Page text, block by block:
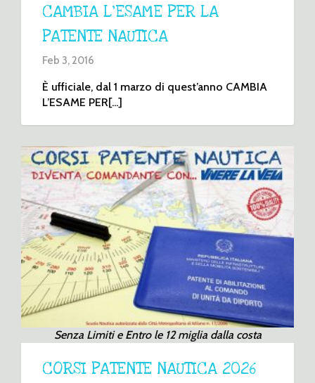
CAMBIA L’ESAME PER LA
PATENTE NAUTICA
Feb 3, 2016
È ufficiale, dal 1 marzo di quest’anno CAMBIA
L’ESAME PER[...]
Senza Limiti e Entro le 12 miglia dalla costa
CORSI PATENTE NAUTICA 2026